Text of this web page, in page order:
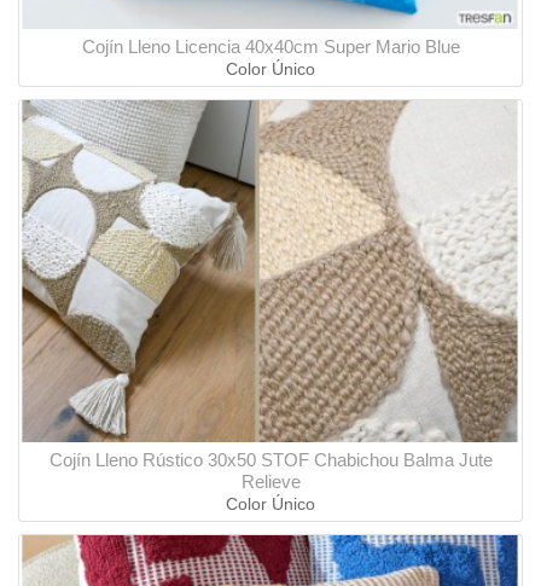
Cojín Lleno Licencia 40x40cm Super Mario Blue
Color Único
Cojín Lleno Rústico 30x50 STOF Chabichou Balma Jute
Relieve
Color Único